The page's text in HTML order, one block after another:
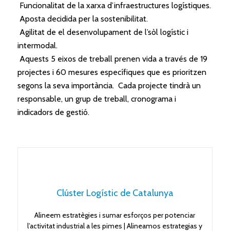
Funcionalitat de la xarxa d’infraestructures logístiques.
Aposta decidida per la sostenibilitat.
Agilitat de eldesenvolupament de l’sòl logístic i
intermodal.
Aquests 5 eixos de treball prenen vida a través de 19
projectes i 60 mesures específiques que es prioritzen
segons la seva importància. Cada projecte tindrà un
responsable, un grup de treball, cronograma i
indicadors de gestió.
Clúster Logístic de Catalunya
Alineem estratègies i sumar esforços per potenciar
l’activitat industrial a les pimes | Alineamos estrategias y